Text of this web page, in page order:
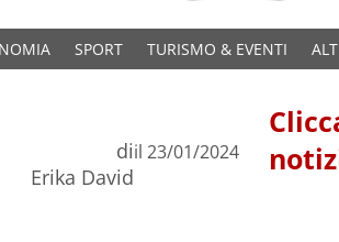
SPORT TURISMO & EVENTI
di
Erika David
il 23/01/2024